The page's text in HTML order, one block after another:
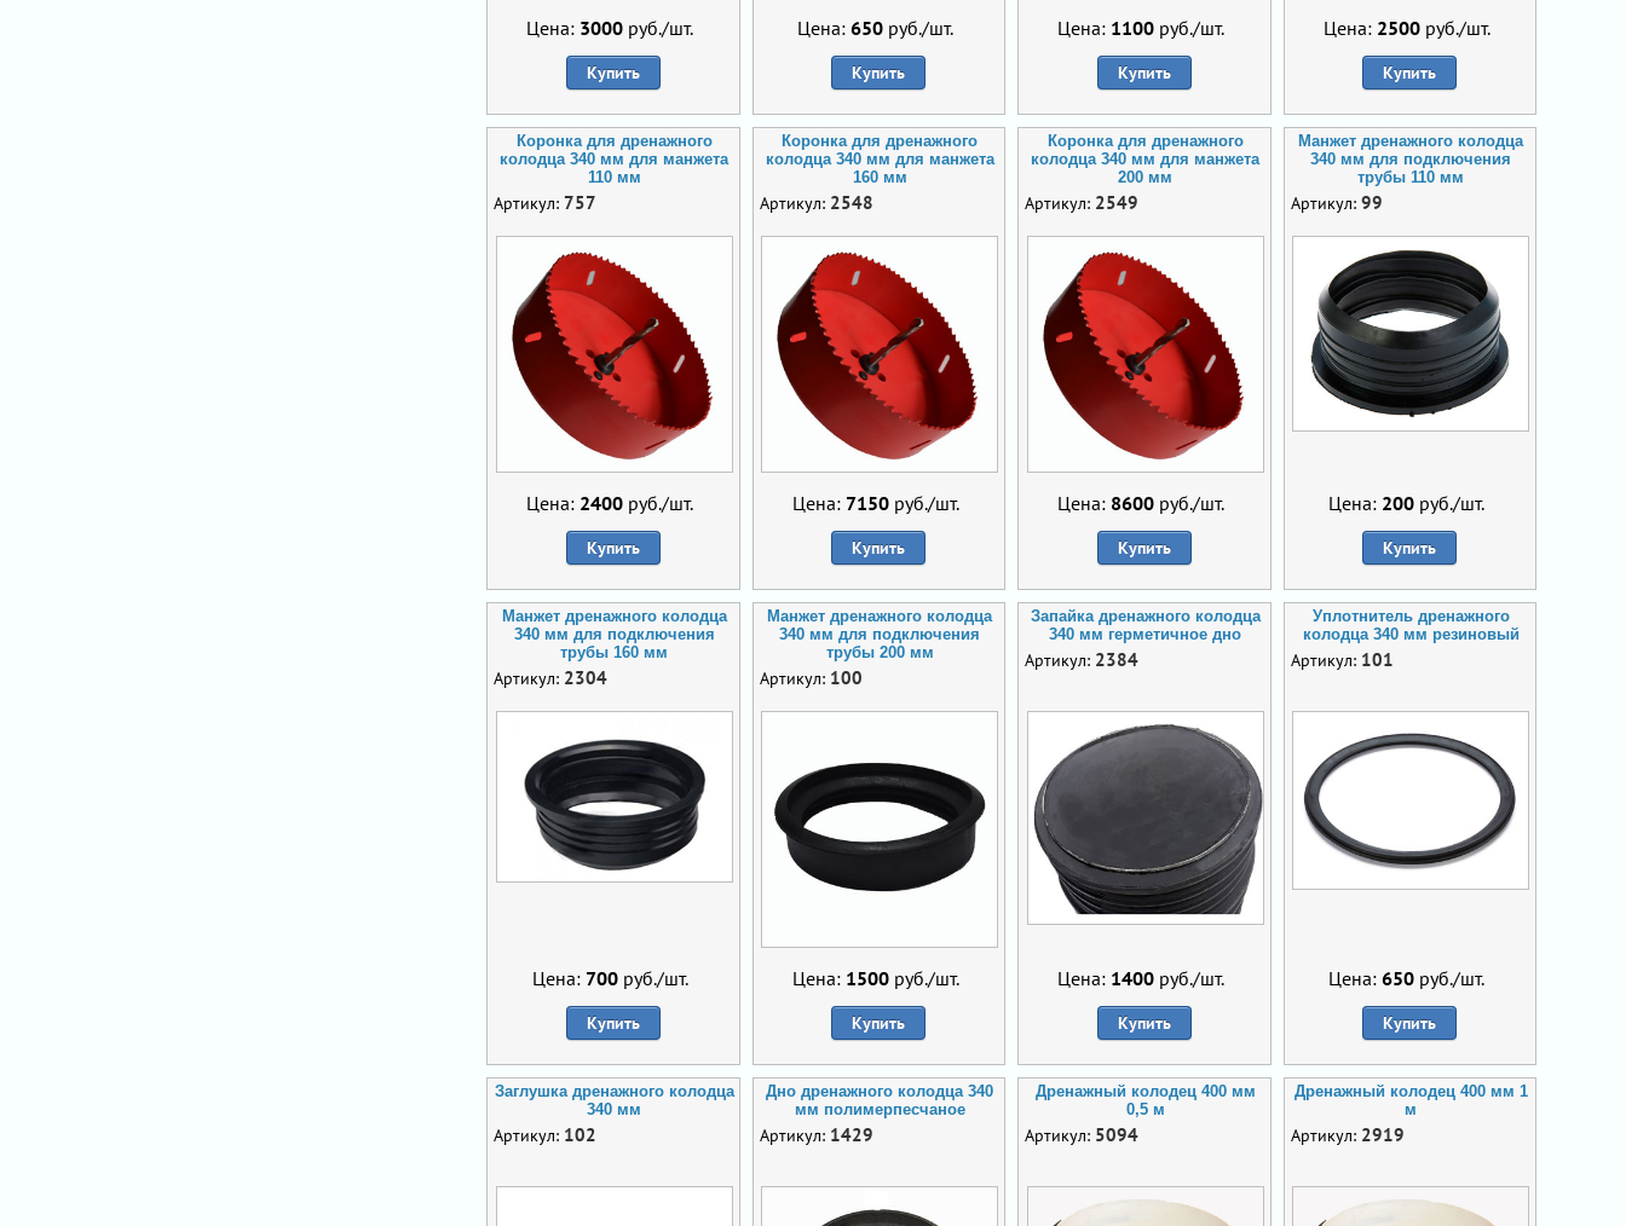
Цена: 3000 руб./шт.
Купить
Цена:650 руб./шт.
Купить
Цена: 1100 руб./шт.
Купить
Цена: 2500руб./шт.
Купить
Коронка для дренажного
колодца 340 мм для манжета
110 мм
Артикул: 757
Цена: 2400 руб./шт.
Купить
Коронка для дренажного
колодца 340 мм для манжета
160 мм
Артикул: 2548
Цена: 7150руб./шт.
Купить
Коронка для дренажного
колодца 340 мм для манжета
200 мм
Артикул: 2549
Цена: 8600 руб./шт.
Купить
Манжет дренажного колодца
340 мм для подключения
трубы 110 мм
Артикул: 99
Цена: 200 руб./шт.
Купить
Манжет дренажного колодца
340 мм для подключения
трубы 160 мм
Артикул: 2304
Цена: 700руб./шт.
Купить
Манжет дренажного колодца
340 мм для подключения
трубы 200 мм
Артикул: 100
Цена: 1500руб./шт.
Купить
Запайка дренажного колодца
340 мм герметичное дно
Артикул: 2384
Цена: 1400 руб./шт.
Купить
Уплотнитель дренажного
колодца 340 мм резиновый
Артикул: 101
Цена:650 руб./шт.
Купить
Заглушка дренажного колодца
340 мм
Артикул: 102
Дно дренажного колодца 340
мм полимерпесчаное
Артикул: 1429
Дренажный колодец 400 мм
0,5 м
Артикул: 5094
Дренажный колодец 400 мм 1
м
Артикул: 2919